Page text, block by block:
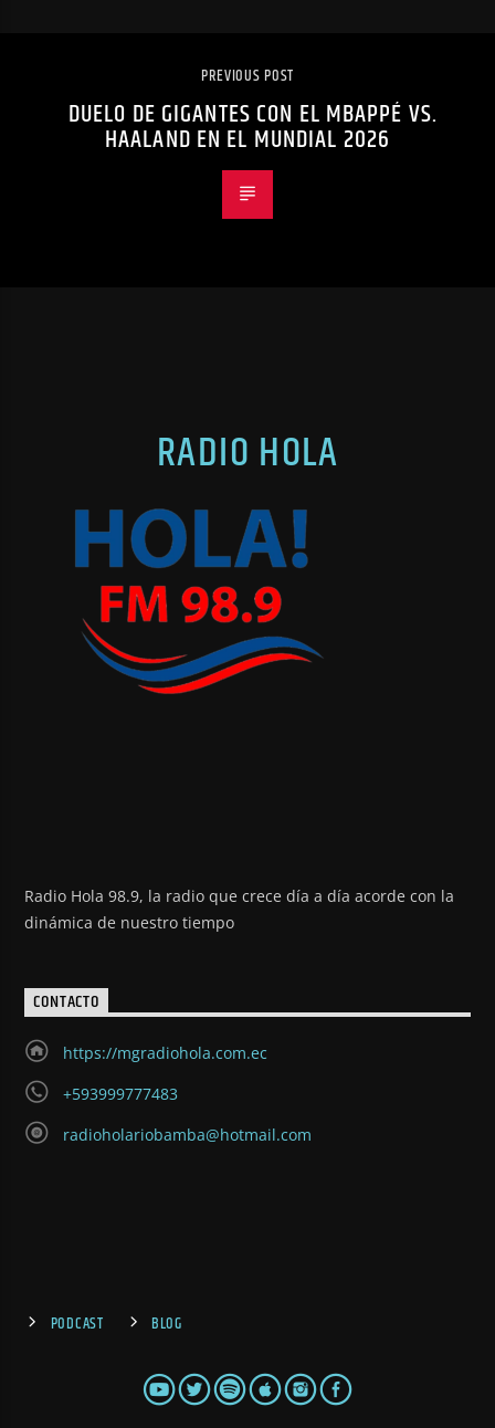
PREVIOUS POST
DUELO DE GIGANTES CON EL MBAPPÉ VS.
HAALAND EN EL MUNDIAL 2026
RADIO HOLA
Radio Hola 98.9, la radio que crece día a día acorde con la
dinámica de nuestro tiempo
CONTACTO
https://mgradiohola.com.ec
+593999777483
radioholariobamba@hotmail.com
PODCAST BLOG